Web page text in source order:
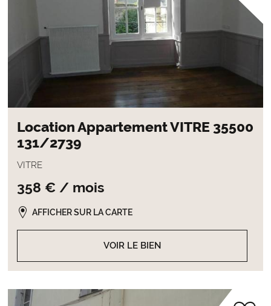
Location Appartement VITRE 35500
131/2739
VITRE
358 € / mois
VOIR LE BIEN
AFFICHER SUR LA CARTE